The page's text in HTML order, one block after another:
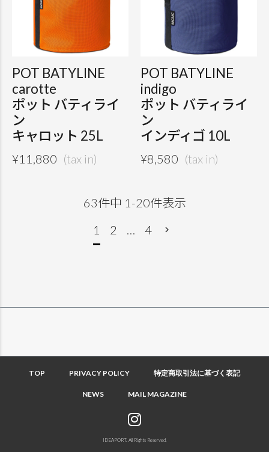
POT BATYLINE
carotte
ポット バティライ
ン
キャロット 25L
¥11,880
POT BATYLINE
indigo
ポット バティライ
ン
インディゴ 10L
¥8,580
63件中 1 -20件表示
1
2 … 4
TOP PRIVACY POLICY 特定商取引法に基づく表記
NEWS MAIL MAGAZINE
IDEAPORT. All Rights Reserved.